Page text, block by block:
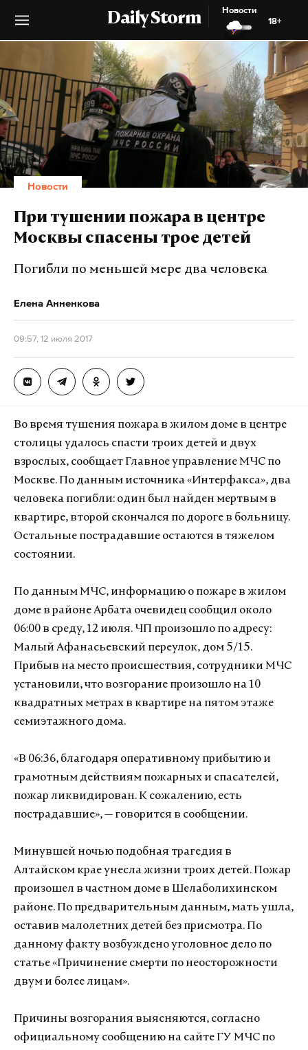
Daily Storm
Новости
18+
Новости
При тушении пожара в центре
Москвы спасены трое детей
Погибли по меньшей мере два человека
Елена Анненкова
09:57, 12 июля 2017
Во время тушения пожара в жилом доме в центре
столицы удалось спасти троих детей и двух
взрослых, сообщает Главное управление МЧС по
Москве. По данным источника «Интерфакса», два
человека погибли: один был найден мертвым в
квартире, второй скончался по дороге в больницу.
Остальные пострадавшие остаются в тяжелом
состоянии.
По данным МЧС, информацию о пожаре в жилом
доме в районе Арбата очевидец сообщил около
06:00 в среду, 12 июля. ЧП произошло по адресу:
Малый Афанасьевский переулок, дом 5/15.
Прибыв на место происшествия, сотрудники МЧС
установили, что возгорание произошло на 10
квадратных метрах в квартире на пятом этаже
семиэтажного дома.
«В 06:36, благодаря оперативному прибытию и
грамотным действиям пожарных и спасателей,
пожар ликвидирован. К сожалению, есть
пострадавшие», — говорится в сообщении.
Минувшей ночью подобная трагедия в
Алтайском крае унесла жизни троих детей. Пожар
произошел в частном доме в Шелаболихинском
районе. По предварительным данным, мать ушла,
оставив малолетних детей без присмотра. По
данному факту возбуждено уголовное дело по
статье «Причинение смерти по неосторожности
двум и более лицам».
Причины возгорания выясняются, согласно
официальному сообщению на сайте ГУ МЧС по